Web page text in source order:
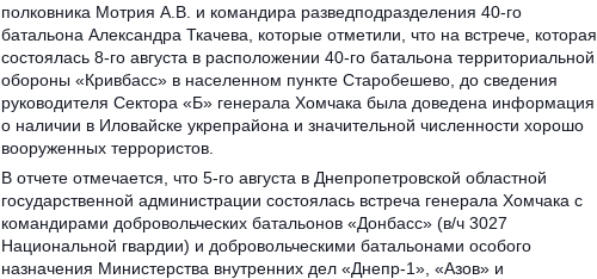
полковника Мотрия А.В. и командира разведподразделения 40-го
батальона Александра Ткачева, которые отметили, что на встрече, которая
состоялась 8-го августа в расположении 40-го батальона территориальной
обороны «Кривбасс» в населенном пункте Старобешево, до сведения
руководителя Сектора «Б» генерала Хомчака была доведена информация
о наличии в Иловайске укрепрайона и значительной численности хорошо
вооруженных террористов.
В отчете отмечается, что 5-го августа в Днепропетровской областной
государственной администрации состоялась встреча генерала Хомчака с
командирами добровольческих батальонов «Донбасс» (в/ч 3027
Национальной гвардии) и добровольческими батальонами особого
назначения Министерства внутренних дел «Днепр-1», «Азов» и